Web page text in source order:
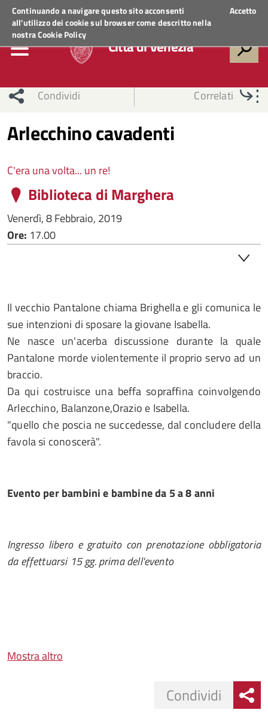
Continuando a navigare questo sito acconsenti
all'utilizzo dei cookie sul browser come descritto nella
nostraCookie Policy
Accetto
Regione VenetoACCEDI AI SERVIZI
Città di Venezia
Condividi Correlati
Arlecchino cavadenti
C'era una volta... un re!
Biblioteca di Marghera
Venerdì, 8 Febbraio, 2019
Ore: 17.00
Il vecchio Pantalone chiama Brighella e gli comunica le
sue intenzioni di sposare la giovane Isabella.
Ne nasce un'acerba discussione durante la quale
Pantalone morde violentemente il proprio servo ad un
braccio.
Da qui costruisce una beffa sopraffina coinvolgendo
Arlecchino, Balanzone,Orazio e Isabella.
"quello che poscia ne succedesse, dal concludere della
favola si conoscerà".
Evento per bambini e bambine da 5 a 8 anni
Ingresso libero e gratuito con prenotazione obbligatoria
da effettuarsi 15 gg. prima dell'evento
Mostra altro
Condividi